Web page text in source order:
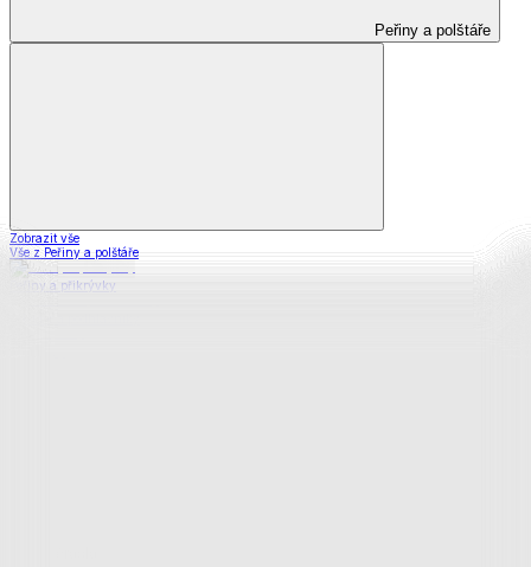
Peřiny a polštáře
Zobrazit vše
Vše z Peřiny a polštáře
Peřiny a přikrývky